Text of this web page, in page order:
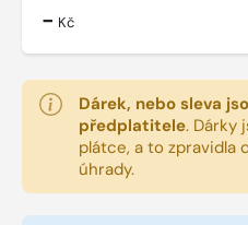
- Kč
Dárek, nebo sleva
předplatitele. Dárky
plátce, a to zpravidla
úhrady.